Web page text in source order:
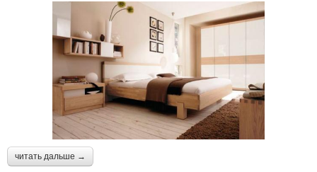
читать дальше →